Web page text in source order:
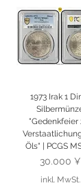
1973 Irak 1
"Gedenkfeier
Öls" | PCGS
Preis
30.000 ¥
inkl. MwSt.